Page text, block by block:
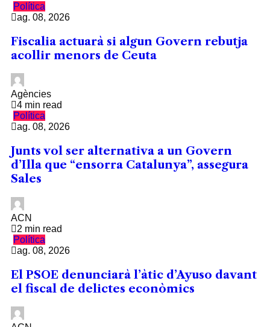
Política
ag. 08, 2026
Fiscalia actuarà si algun Govern rebutja
acollir menors de Ceuta
Agències
4 min read
Política
ag. 08, 2026
Junts vol ser alternativa a un Govern
d’Illa que “ensorra Catalunya”, assegura
Sales
ACN
2 min read
Política
ag. 08, 2026
El PSOE denunciarà l’àtic d’Ayuso davant
el fiscal de delictes econòmics